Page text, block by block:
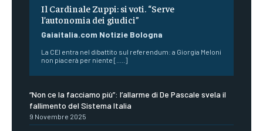
Il Cardinale Zuppi: si voti. “Serve
l’autonomia dei giudici”
Gaiaitalia.com Notizie Bologna
La CEI entra nel dibattito sul referendum: a Giorgia Meloni
non piacerà per niente [.....]
“Non ce la facciamo più”: l’allarme di De Pascale svela il
fallimento del Sistema Italia
9 Novembre 2025